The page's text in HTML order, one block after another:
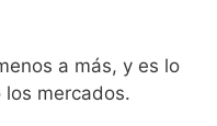
a más, y es lo
mercados.